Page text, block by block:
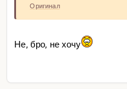
STRELOK
Оригинал
Не, бро, не хочу